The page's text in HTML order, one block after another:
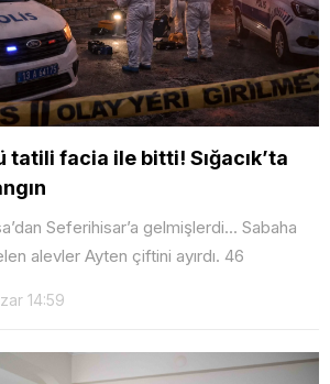
facia ile bitti! Sığacık’ta
Seferihisar’a gelmişlerdi... Sabaha
alevler Ayten çiftini ayırdı. 46
14:59